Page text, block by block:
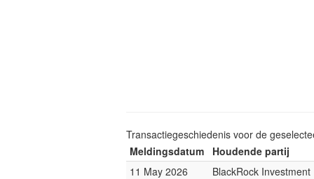
Transactiegeschiedenis voor de
Meldingsdatum
Houdende partij
11 May 2026
BlackRock